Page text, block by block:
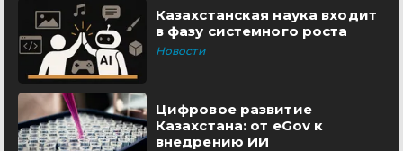
Казахстанская наука входит
в фазу системного роста
Новости
Цифровое развитие
Казахстана: от eGov к
внедрению ИИ